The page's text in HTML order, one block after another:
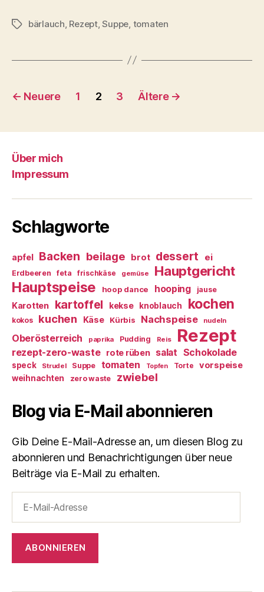
Schlagwörter
bärlauch, Rezept,Suppe, tomaten
Beitragsnavigation
← Neuere 1 2 3 Ältere →
Über mich
Impressum
Schlagworte
apfel Backen beilage brot dessert ei
Erdbeeren feta frischkäse gemüse Hauptgericht
Hauptspeise hoop dance hooping jause
Karotten kartoffel kekse knoblauch kochen
kokos kuchen Käse Kürbis Nachspeise nudeln
Oberösterreich paprika Pudding Reis Rezept
rezept-zero-waste rote rüben salat Schokolade
speck Strudel Suppe tomaten Topfen Torte vorspeise
weihnachten zero waste zwiebel
Blog via E-Mail abonnieren
Gib Deine E-Mail-Adresse an, um diesen Blog zu
abonnieren und Benachrichtigungen über neue
Beiträge via E-Mail zu erhalten.
Mail-
Adresse
ABONNIEREN